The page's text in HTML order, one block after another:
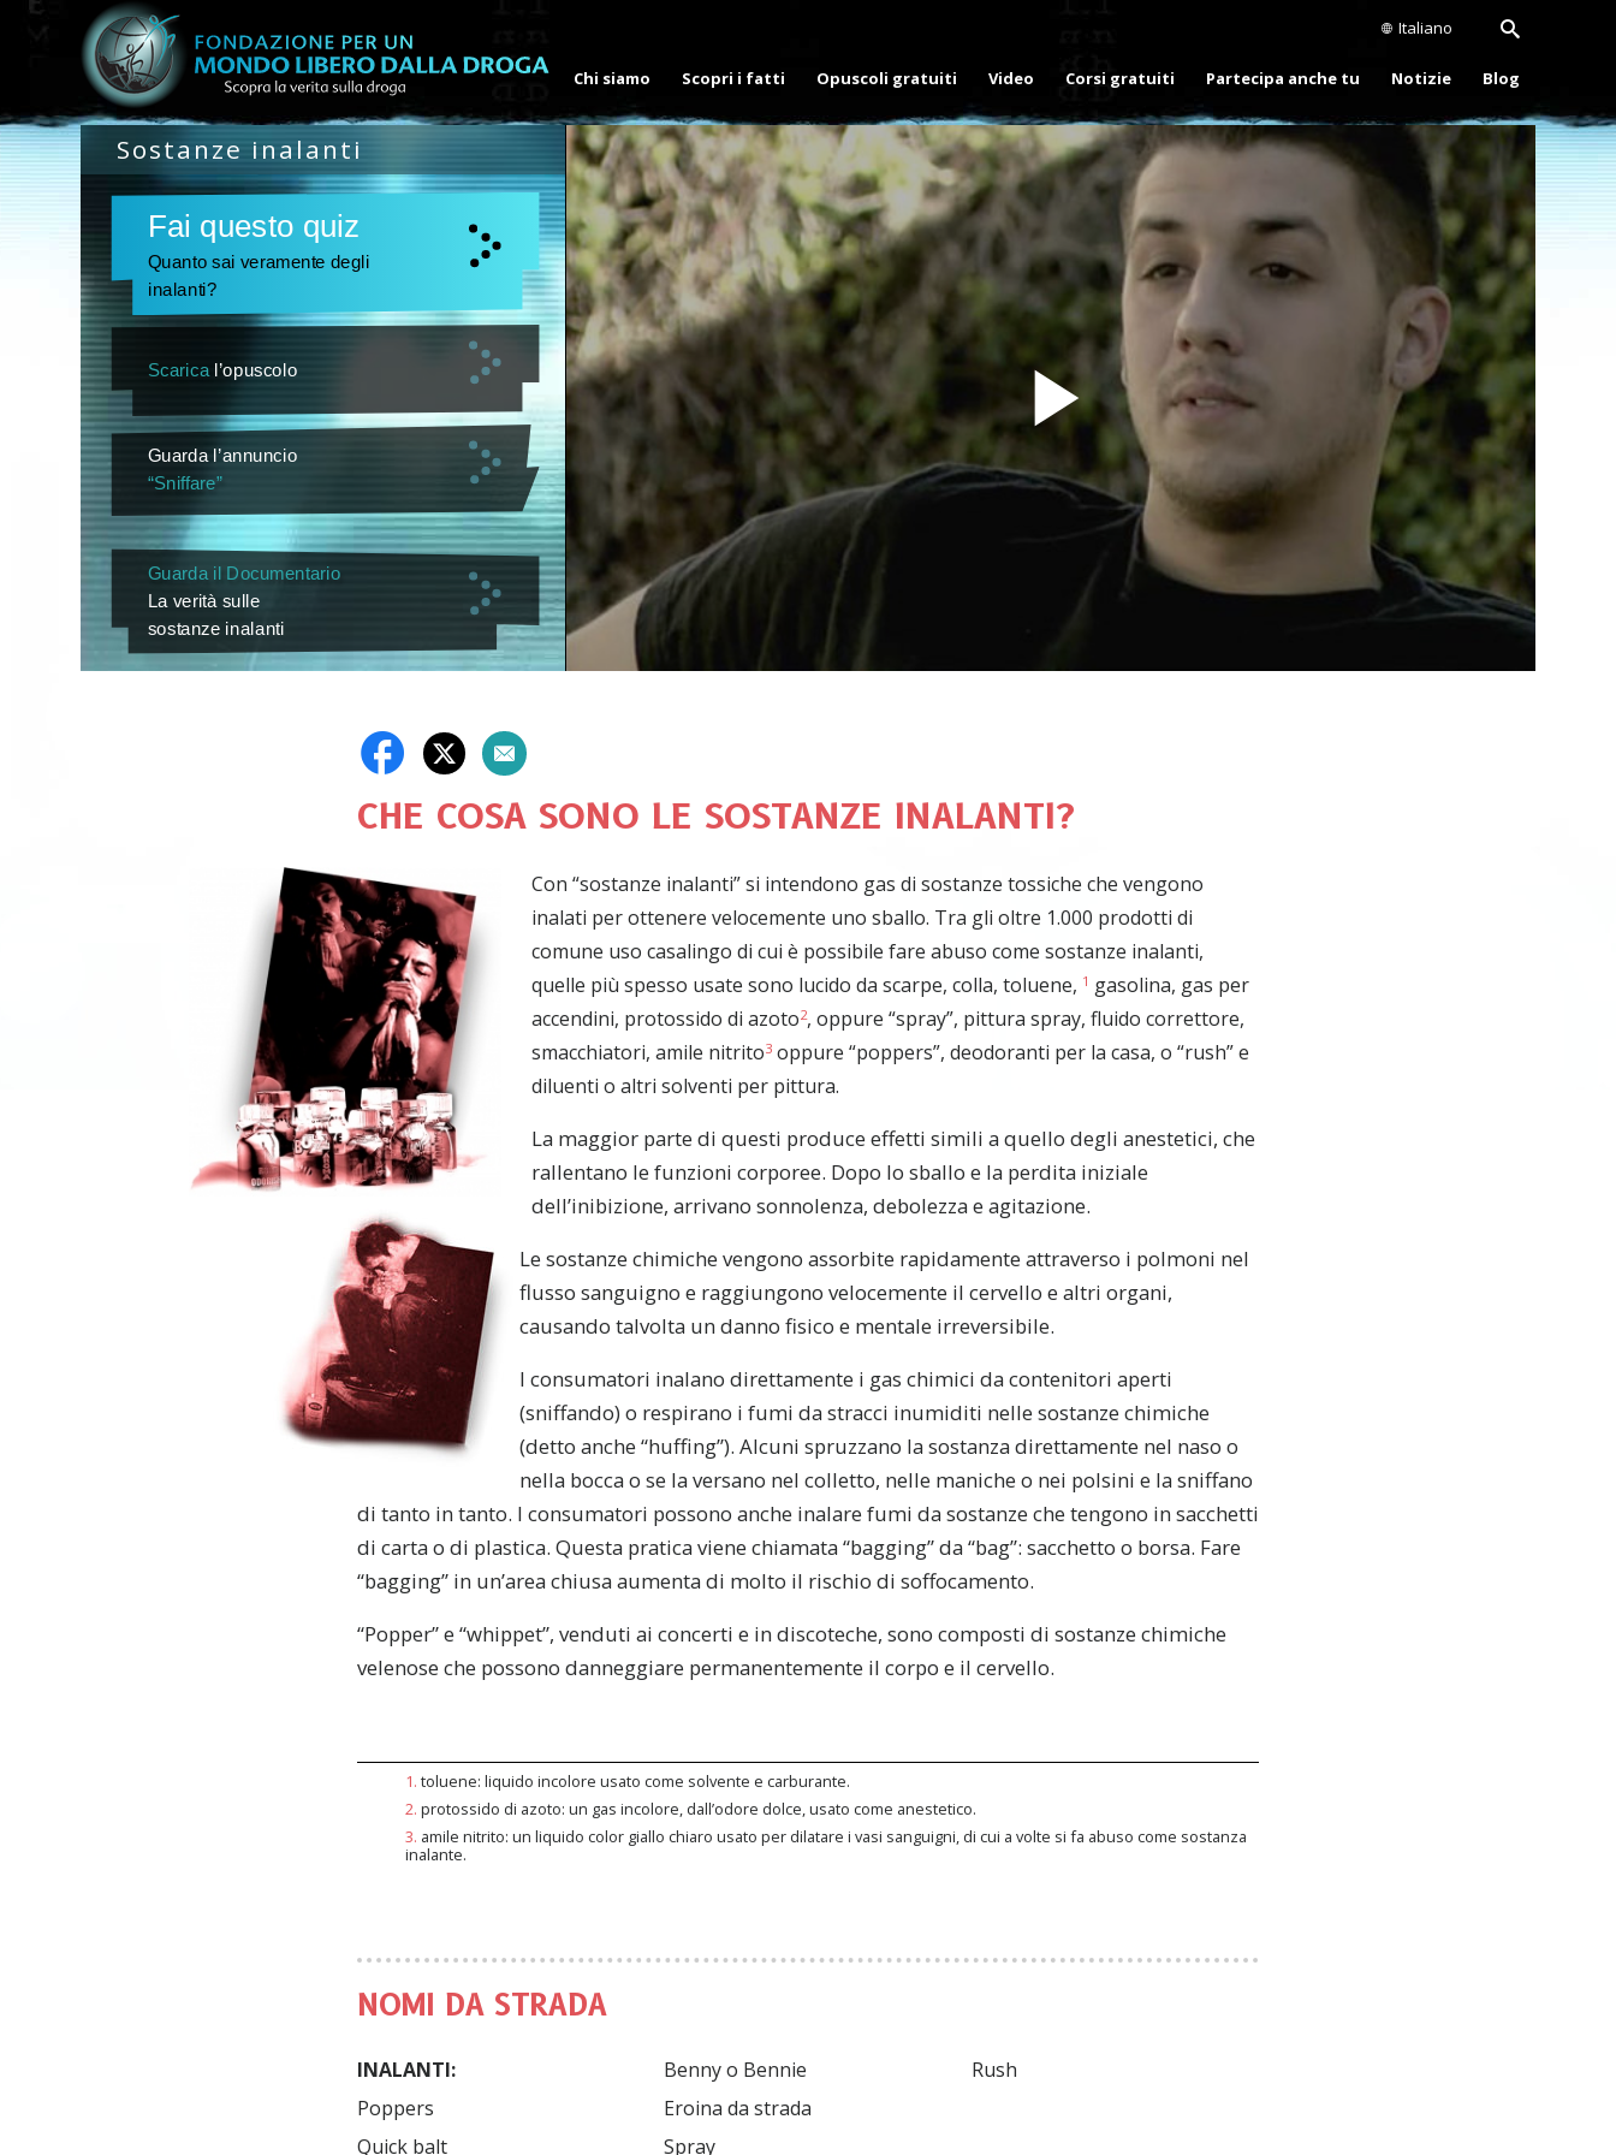
Italiano
Chi siamo Scopri i fatti Opuscoli gratuiti Video Corsi gratuiti Partecipa anche tu Notizie Blog
Play
Video
Sostanze inalanti
Fai questo quiz
Quanto sai veramente degli
inalanti?
Scarica l’opuscolo
Guarda l’annuncio
“Sniffare”
Guarda il Documentario
La verità sulle
sostanze inalanti
CHE COSA SONO LE SOSTANZE INALANTI?
Con “sostanze inalanti” si intendono gas di sostanze tossiche che vengono
inalati per ottenere velocemente uno sballo. Tra gli oltre 1.000 prodotti di
comune uso casalingo di cui è possibile fare abuso come sostanze inalanti,
quelle più spesso usate sono lucido da scarpe, colla, toluene, 1 gasolina, gas per
accendini, protossido di azoto2, oppure “spray”, pittura spray, fluido correttore,
smacchiatori, amile nitrito3 oppure “poppers”, deodoranti per la casa, o “rush” e
diluenti o altri solventi per pittura.
La maggior parte di questi produce effetti simili a quello degli anestetici, che
rallentano le funzioni corporee. Dopo lo sballo e la perdita iniziale
dell’inibizione, arrivano sonnolenza, debolezza e agitazione.
Le sostanze chimiche vengono assorbite rapidamente attraverso i polmoni nel
flusso sanguigno e raggiungono velocemente il cervello e altri organi,
causando talvolta un danno fisico e mentale irreversibile.
I consumatori inalano direttamente i gas chimici da contenitori aperti
(sniffando) o respirano i fumi da stracci inumiditi nelle sostanze chimiche
(detto anche “huffing”). Alcuni spruzzano la sostanza direttamente nel naso o
nella bocca o se la versano nel colletto, nelle maniche o nei polsini e la sniffano
di tanto in tanto. I consumatori possono anche inalare fumi da sostanze che tengono in sacchetti
di carta o di plastica. Questa pratica viene chiamata “bagging” da “bag”: sacchetto o borsa. Fare
“bagging” in un’area chiusa aumenta di molto il rischio di soffocamento.
“Popper” e “whippet”, venduti ai concerti e in discoteche, sono composti di sostanze chimiche
velenose che possono danneggiare permanentemente il corpo e il cervello.
1. toluene: liquido incolore usato come solvente e carburante.
2. protossido di azoto: un gas incolore, dall’odore dolce, usato come anestetico.
3. amile nitrito: un liquido color giallo chiaro usato per dilatare i vasi sanguigni, di cui a volte si fa abuso come sostanza
inalante.
NOMI DA STRADA
INALANTI:
Poppers
Quick balt
Eroina da strada
Spray